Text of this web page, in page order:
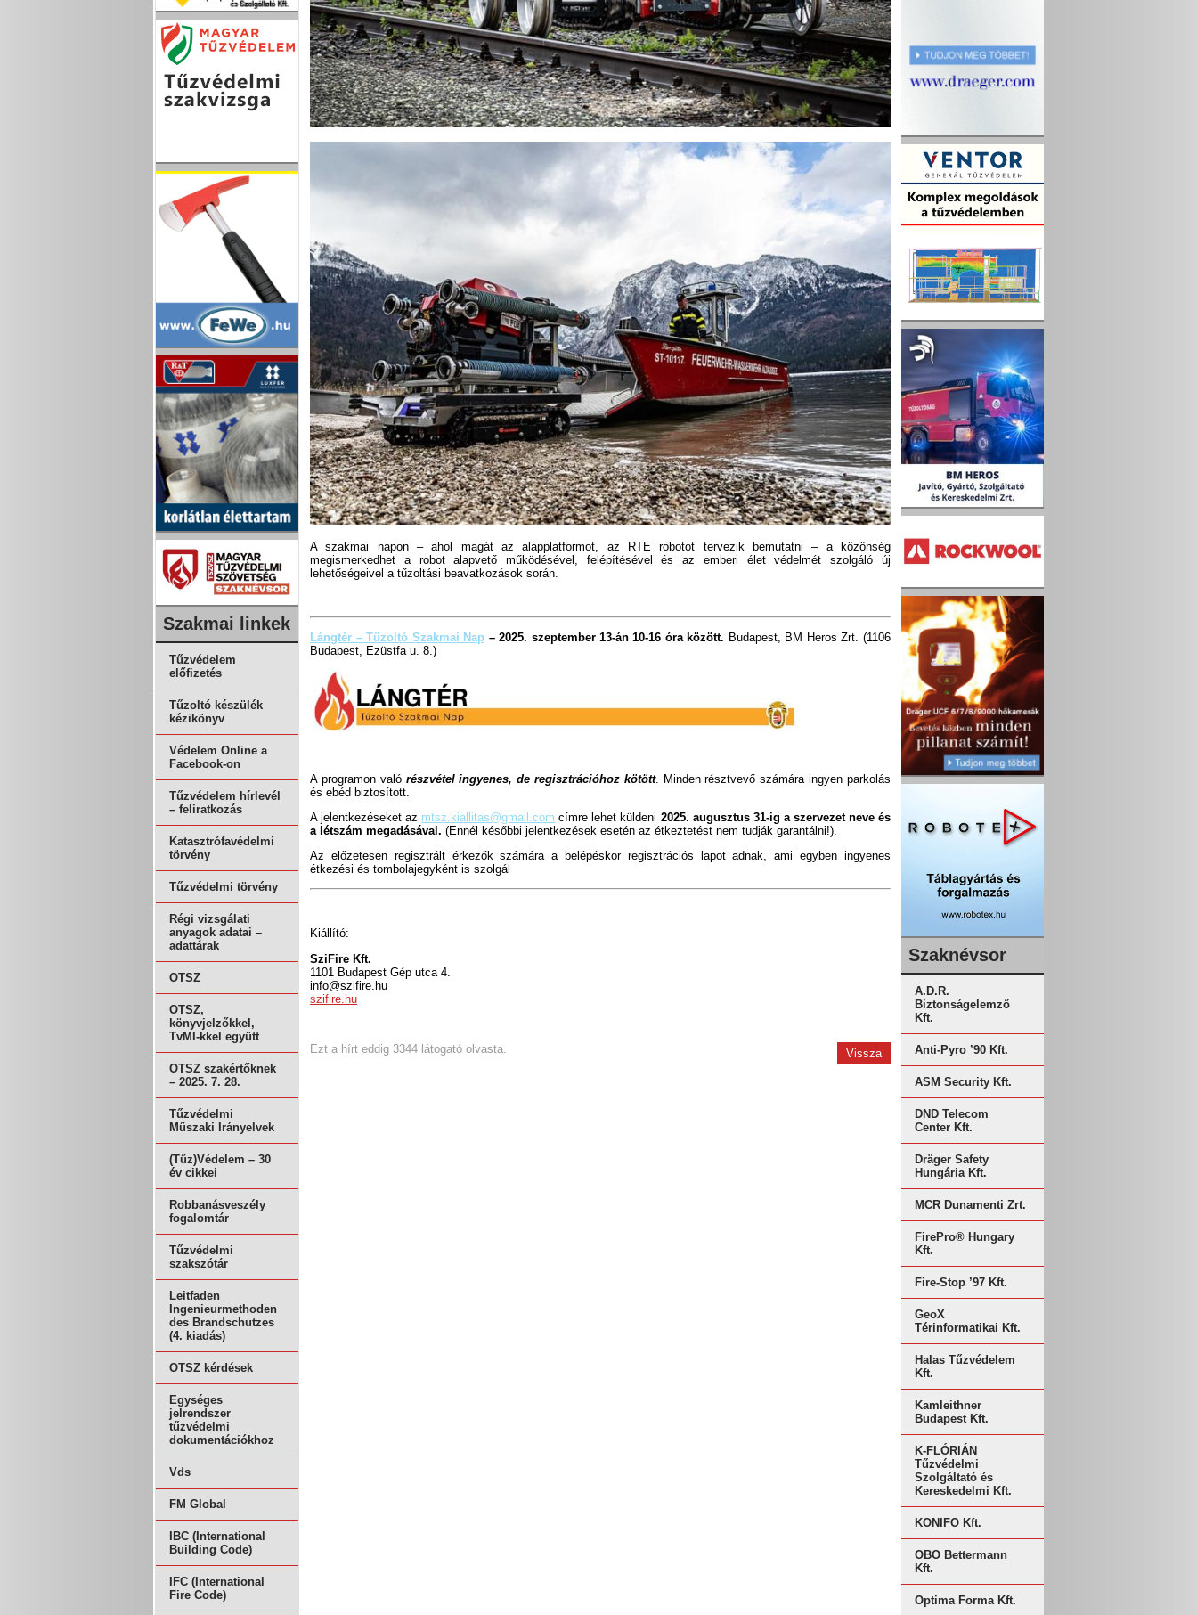
Szakmai linkek
Tűzvédelem
előfizetés
Tűzoltó készülék
kézikönyv
Védelem Online a
Facebook-on
Tűzvédelem hírlevél
– feliratkozás
Katasztrófavédelmi
törvény
Tűzvédelmi törvény
Régi vizsgálati
anyagok adatai –
adattárak
OTSZ
OTSZ,
könyvjelzőkkel,
TvMI-kkel együtt
OTSZ szakértőknek
– 2025. 7. 28.
Tűzvédelmi
Műszaki Irányelvek
(Tűz)Védelem – 30
év cikkei
Robbanásveszély
fogalomtár
Tűzvédelmi
szakszótár
Leitfaden
Ingenieurmethoden
des Brandschutzes
(4. kiadás)
OTSZ kérdések
Egységes
jelrendszer
tűzvédelmi
dokumentációkhoz
Vds
FM Global
IBC (International
Building Code)
IFC (International
Fire Code)
A szakmai napon – ahol magát az alapplatformot, az RTE robotot tervezik bemutatni – a közönség
megismerkedhet a robot alapvető működésével, felépítésével és az emberi élet védelmét szolgáló új
lehetőségeivel a tűzoltási beavatkozások során.
Lángtér – Tűzoltó Szakmai Nap –2025. szeptember 13-án 10-16 óra között. Budapest, BM Heros Zrt. (1106
Budapest, Ezüstfa u. 8.)
A programon való részvétel ingyenes, de regisztrációhoz kötött. Minden résztvevő számára ingyen parkolás
és ebéd biztosított.
A jelentkezéseket az mtsz.kiallitas@gmail.com címre lehet küldeni 2025. augusztus 31-ig a szervezet neve és
a létszám megadásával. (Ennél későbbi jelentkezések esetén az étkeztetést nem tudják garantálni!).
Az előzetesen regisztrált érkezők számára a belépéskor regisztrációs lapot adnak, ami egyben ingyenes
étkezési és tombolajegyként is szolgál
Kiállító:
SziFire Kft.
1101 Budapest Gép utca 4.
info@szifire.hu
szifire.hu
Vissza
Ezt a hírt eddig 3344 látogató olvasta.
Szaknévsor
A.D.R.
Biztonságelemző
Kft.
Anti-Pyro ’90 Kft.
ASM Security Kft.
DND Telecom
Center Kft.
Dräger Safety
Hungária Kft.
MCR Dunamenti Zrt.
FirePro® Hungary
Kft.
Fire-Stop ’97 Kft.
GeoX
Térinformatikai Kft.
Halas Tűzvédelem
Kft.
Kamleithner
Budapest Kft.
K-FLÓRIÁN
Tűzvédelmi
Szolgáltató és
Kereskedelmi Kft.
KONIFO Kft.
OBO Bettermann
Kft.
Optima Forma Kft.